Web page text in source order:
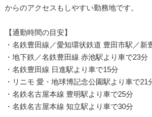
からのアクセスもしやすい勤務地です。
【通勤時間の目安】
・名鉄豊田線／愛知環状鉄道 豊田市駅／新
・地下鉄／名鉄豊田線 赤池駅より車で23分
・名鉄豊田線 日進駅より車で15分
・リニモ 愛・地球博記念公園駅より車で21
・名鉄名古屋本線 豊明駅より車で25分
・名鉄名古屋本線 知立駅より車で30分